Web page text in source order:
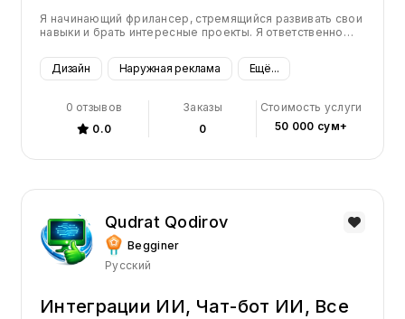
Я начинающий фрилансер, стремящийся развивать свои
навыки и брать интересные проекты. Я ответственно
всегда стараюсь выполнить работу качественно и в
срок. Готова учиться и развиваться, чтобы достигать
Дизайн Наружная реклама Ещё...
0 отзывов
0.0
Заказы
0
Стоимость услуги
50 000 сум+
Qudrat Qodirov
Begginer
Русский
Интеграции ИИ, Чат-бот ИИ, Все